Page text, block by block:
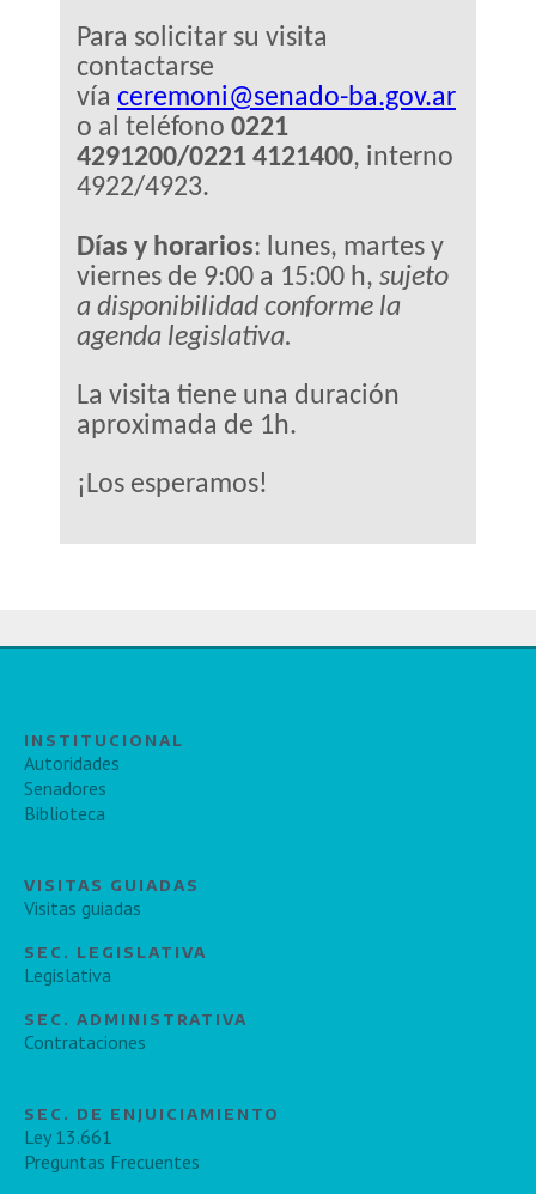
Para solicitar su visita
contactarse
vía ceremoni@senado-ba.gov.ar
o al teléfono 0221
4291200/0221 4121400, interno
4922/4923.
Días y horarios: lunes, martes y
viernes de 9:00 a 15:00 h, sujeto
a disponibilidad conforme la
agenda legislativa.
La visita tiene una duración
aproximada de 1h.
¡Los esperamos!
INSTITUCIONAL
Autoridades
Senadores
Biblioteca
VISITAS GUIADAS
Visitas guiadas
SEC. LEGISLATIVA
Legislativa
SEC. ADMINISTRATIVA
Contrataciones
SEC. DE ENJUICIAMIENTO
Ley 13.661
Preguntas Frecuentes